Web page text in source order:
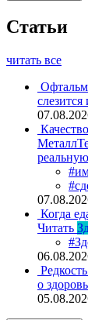
Статьи
читать все
Когда
Читать
о